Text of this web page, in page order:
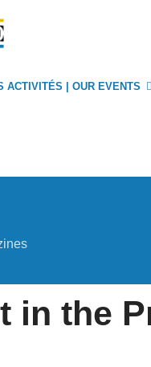
ACTIVITÉS | OUR EVENTS
in the